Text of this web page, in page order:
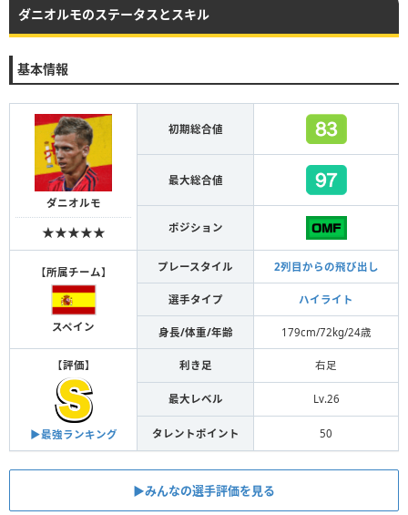
ダニオルモのステータスとスキル
基本情報
ダニオルモ
★★★★★
初期総合値
最大総合値
ポジション
【所属チーム】
スペイン
プレースタイル 2列目からの飛び出し
選手タイプ ハイライト
身長/体重/年齢 179cm/72kg/24歳
【評価】
▶︎最強ランキング
利き足 右足
最大レベル Lv.26
タレントポイント 50
▶︎みんなの選手評価を見る